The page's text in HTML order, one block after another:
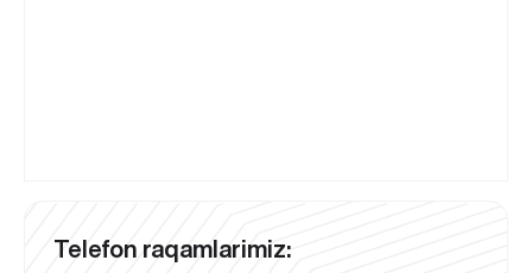
Telefon raqamlarimiz: